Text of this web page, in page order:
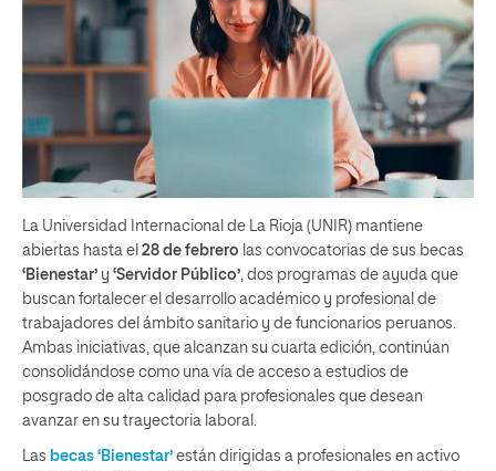
La Universidad Internacional de La Rioja (UNIR) mantiene
abiertas hasta el 28 de febrero las convocatorias de sus becas
‘Bienestar’ y ‘Servidor Público’ , dos programas de ayuda que
buscan fortalecer el desarrollo académico y profesional de
trabajadores del ámbito sanitario y de funcionarios peruanos.
Ambas iniciativas, que alcanzan su cuarta edición, continúan
consolidándose como una vía de acceso a estudios de
posgrado de alta calidad para profesionales que desean
avanzar en su trayectoria laboral.
Las becas ‘Bienestar’ están dirigidas a profesionales en activo